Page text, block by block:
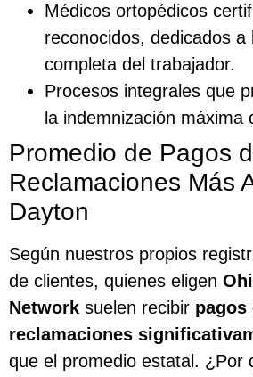
Médicos ortopédicos
reconocidos, dedicados a
completa del trabajador.
Procesos integrales que
la indemnización máxima
Promedio de Pagos
Reclamaciones Más
Dayton
Según nuestros propios
de clientes, quienes eligen
Network suelen recibir pagos
reclamaciones
que el promedio estatal. ¿Por